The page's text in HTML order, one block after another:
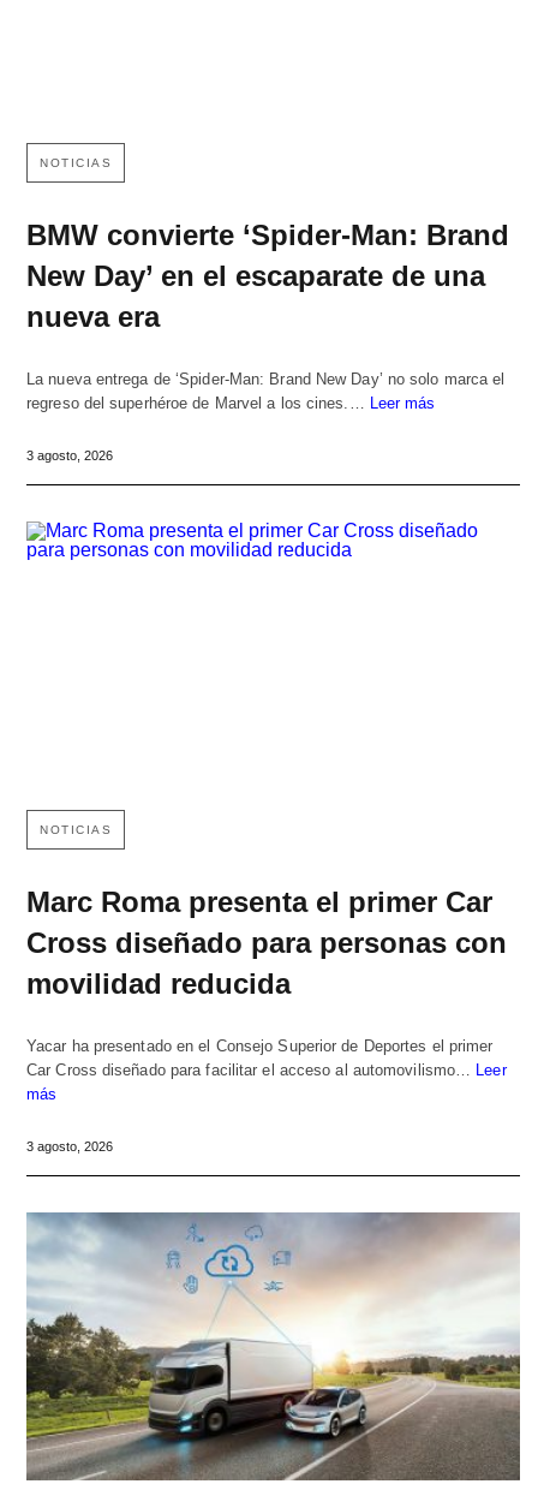
NOTICIAS
BMW convierte ‘Spider-Man: Brand
New Day’ en el escaparate de una
nueva era
La nueva entrega de ‘Spider-Man: Brand New Day’ no solo marca el
regreso del superhéroe de Marvel a los cines.… Leer más
3 agosto, 2026
NOTICIAS
Marc Roma presenta el primer Car
Cross diseñado para personas con
movilidad reducida
Yacar ha presentado en el Consejo Superior de Deportes el primer
Car Cross diseñado para facilitar el acceso al automovilismo… Leer
más
3 agosto, 2026